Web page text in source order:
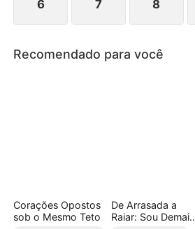
6 7 8
Recomendado para você
Corações Opostos
sob o Mesmo Teto
De Arrasada a
Raiar: Sou Demais